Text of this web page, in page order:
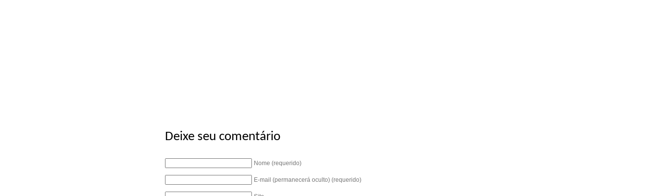
Deixe seu comentário
Nome (requerido)
E-mail (permanecerá oculto) (requerido)